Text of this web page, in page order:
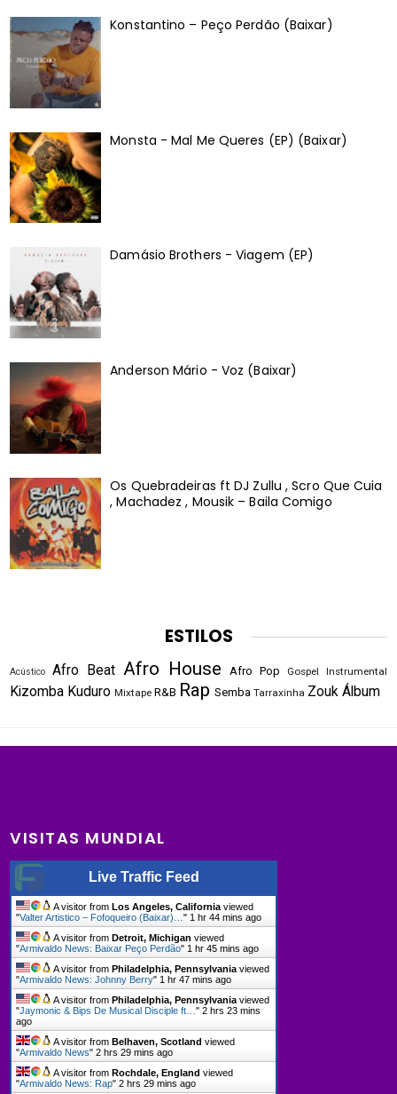
Konstantino – Peço Perdão (Baixar)
Monsta - Mal Me Queres (EP) (Baixar)
Damásio Brothers - Viagem (EP)
Anderson Mário - Voz (Baixar)
Os Quebradeiras ft DJ Zullu , Scro Que Cuia
, Machadez , Mousik – Baila Comigo
ESTILOS
Acústico Afro Beat Afro House Afro Pop Gospel Instrumental
Kizomba Kuduro Mixtape R&B Rap Semba Tarraxinha Zouk Álbum
VISITAS MUNDIAL
Live Traffic Feed
A visitor fromLos Angeles, California viewed
"Valter Artistico – Fofoqueiro (Baixar)…" 1 hr 44 mins ago
A visitor fromDetroit, Michigan viewed
"Armivaldo News: Baixar Peço Perdão" 1 hr 45 mins ago
A visitor fromPhiladelphia, Pennsylvania viewed
"Armivaldo News: Johnny Berry" 1 hr 47 mins ago
A visitor fromPhiladelphia, Pennsylvania viewed
"Jaymonic & Bips De Musical Disciple ft…"2 hrs 23 mins
ago
A visitor fromBelhaven, Scotland viewed
"Armivaldo News"2 hrs 29 mins ago
A visitor fromRochdale, England viewed
"Armivaldo News: Rap"2 hrs 29 mins ago